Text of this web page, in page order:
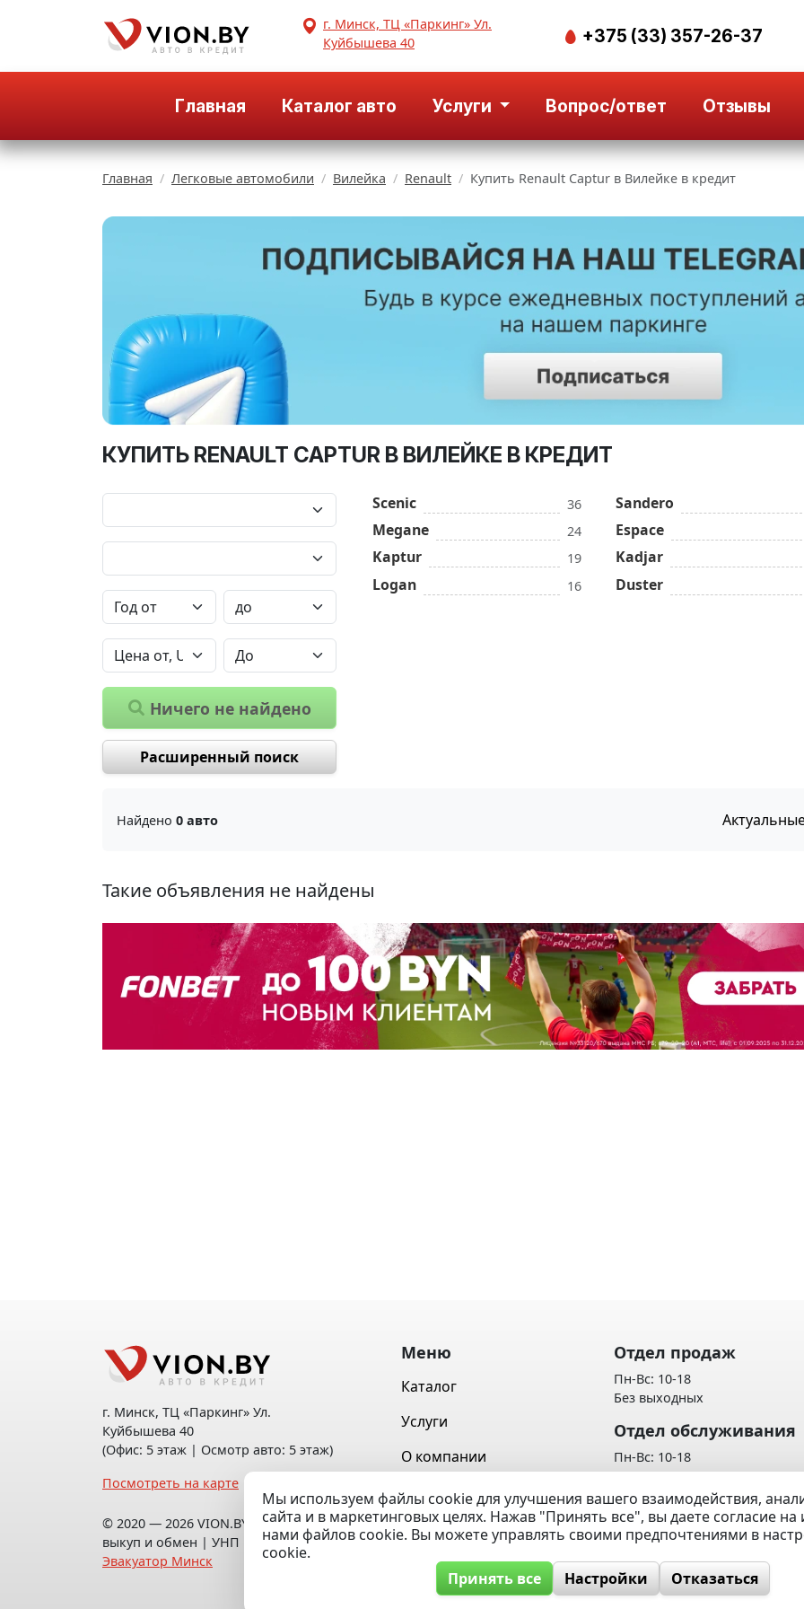
г. Минск, ТЦ «Паркинг» Ул.
Куйбышева 40
+375 (33) 357-26-37
Главная Каталог авто Услуги Вопрос/ответ Отзывы
Главная Легковые автомобили Вилейка Renault Купить Renault Captur в Вилейке в кредит
КУПИТЬ RENAULT CAPTUR В ВИЛЕЙКЕ В КРЕДИТ
Ничего не найдено
Расширенный поиск
Scenic 36
Megane 24
Kaptur 19
Logan 16
Sandero
Espace
Kadjar
Duster
Найдено 0 авто
Такие объявления не найдены
г. Минск, ТЦ «Паркинг» Ул.
Куйбышева 40
(Офис: 5 этаж | Осмотр авто: 5 этаж)
Посмотреть на карте
© 2020 — 2026 VION.BY — Продажа,
выкуп и обмен | УНП 192961100 |
Эвакуатор Минск
Меню
Каталог
Услуги
О компании
Контакты
Вопрос / Ответ
Отдел продаж
Пн-Вс: 10-18
Без выходных
Отдел обслуживания
Пн-Вс: 10-18
Без выходных
Политика обработки
данных
Мы используем файлы cookie для улучшения вашего взаимодействия,
сайта и в маркетинговых целях. Нажав "Принять все", вы даете согласие
нами файлов cookie. Вы можете управлять своими предпочтениями в
cookie.
Принять все
Настройки Отказаться